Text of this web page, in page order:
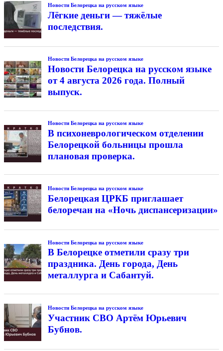
Новости Белорецка на русском языке
Лёгкие деньги — тяжёлые
последствия.
Новости Белорецка на русском языке
Новости Белорецка на русском языке
от 4 августа 2026 года. Полный
выпуск.
Новости Белорецка на русском языке
В психоневрологическом отделении
Белорецкой больницы прошла
плановая проверка.
Новости Белорецка на русском языке
Белорецкая ЦРКБ приглашает
белоречан на «Ночь диспансеризации»
Новости Белорецка на русском языке
В Белорецке отметили сразу три
праздника. День города, День
металлурга и Сабантуй.
Новости Белорецка на русском языке
Участник СВО Артём Юрьевич
Бубнов.